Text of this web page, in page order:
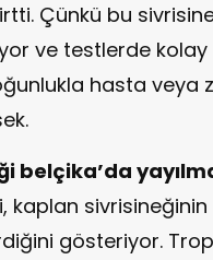
Çünkü bu
ve testlerde
hasta veya
belçika’da
kaplan sivrisineğinin
gösteriyor.